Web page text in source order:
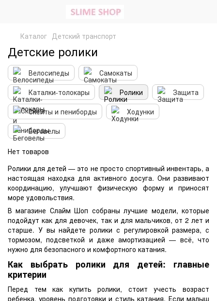
Каталог Детский транспорт
Ролики для детей — это не просто спортивный инвентарь, а
настоящая находка для активного досуга. Они развивают
координацию, улучшают физическую форму и приносят
море удовольствия.
В магазине Слайм Шоп собраны лучшие модели, которые
подойдут как для девочек, так и для мальчиков, от 2 лет и
старше. У вы найдете ролики с регулировкой размера, с
тормозом, подсветкой и даже амортизацией — всё, что
нужно для безопасного и комфортного катания.
Как выбрать ролики для детей: главные
критерии
Перед тем как купить ролики, стоит учесть возраст
ребенка, уровень подготовки и стиль катания. Если малыш
Детские ролики
Велосипеды
Самокаты
Каталки-толокары
Ролики
Защита
Скейты и пениборды
Ходунки
Беговелы
Нет товаров